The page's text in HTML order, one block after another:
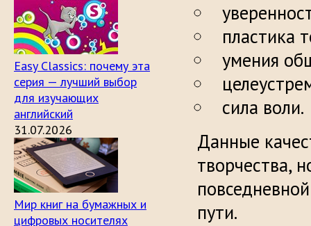
Easy Classics: почему эта
серия — лучший выбор
для изучающих
английский
31.07.2026
Мир книг на бумажных и
цифровых носителях
пластика
умения
сила воли.
Данные
творчества,
пути.